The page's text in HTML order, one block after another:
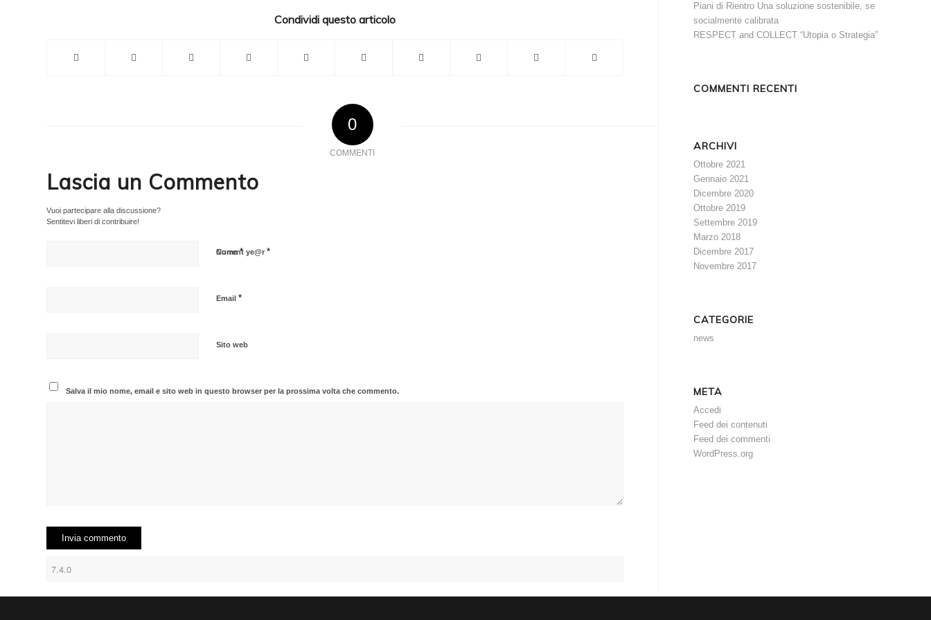
Condividi questo articolo
0
COMMENTI
Lascia un Commento
Vuoi partecipare alla discussione?
Sentitevi liberi di contribuire!
Nome*
Email *
Sito web
Salva il mio nome, email e sito web in questo browser per la prossima volta che commento.
Current ye@r *
Piani di Rientro Una soluzione sostenibile, se
socialmente calibrata
RESPECT and COLLECT “Utopia o Strategia”
COMMENTI RECENTI
ARCHIVI
Ottobre 2021
Gennaio 2021
Dicembre 2020
Ottobre 2019
Settembre 2019
Marzo 2018
Dicembre 2017
Novembre 2017
CATEGORIE
news
META
Accedi
Feed dei contenuti
Feed dei commenti
WordPress.org